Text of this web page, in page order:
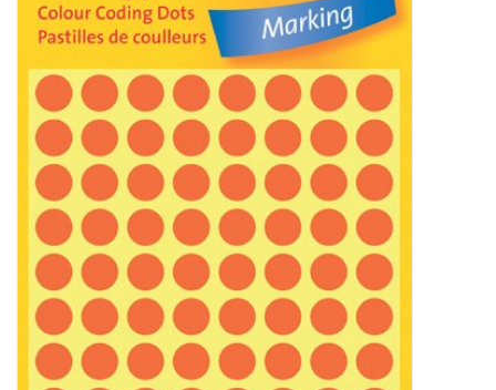
Bürobedarf
Druckerzubehör
Büroeinrichtung
Marken